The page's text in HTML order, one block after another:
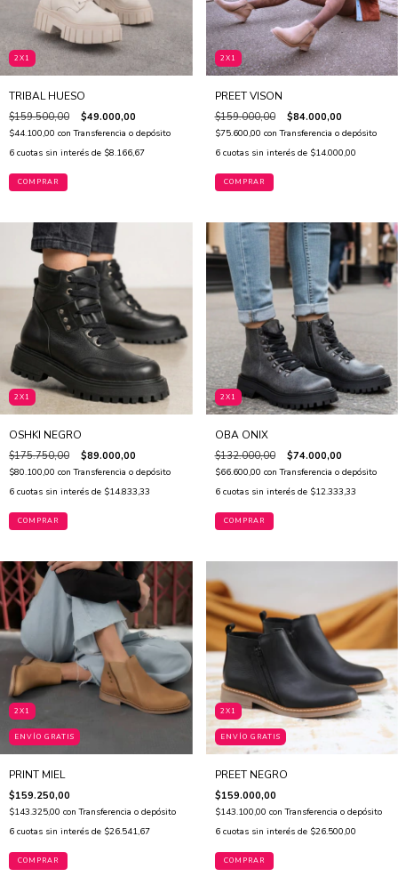
2X1
TRIBAL HUESO
$159.500,00 $49.000,00
$44.100,00 con Transferencia o depósito
6 cuotas sin interés de $8.166,67
COMPRAR
2X1
PREET VISON
$159.000,00 $84.000,00
$75.600,00 con Transferencia o depósito
6 cuotas sin interés de $14.000,00
COMPRAR
2X1
OSHKI NEGRO
$175.750,00 $89.000,00
$80.100,00 con Transferencia o depósito
6 cuotas sin interés de $14.833,33
COMPRAR
2X1
OBA ONIX
$132.000,00 $74.000,00
$66.600,00 con Transferencia o depósito
6 cuotas sin interés de $12.333,33
COMPRAR
2X1
ENVÍO GRATIS
PRINT MIEL
$159.250,00
$143.325,00 con Transferencia o depósito
6 cuotas sin interés de $26.541,67
COMPRAR
2X1
ENVÍO GRATIS
PREET NEGRO
$159.000,00
$143.100,00 con Transferencia o depósito
6 cuotas sin interés de $26.500,00
COMPRAR